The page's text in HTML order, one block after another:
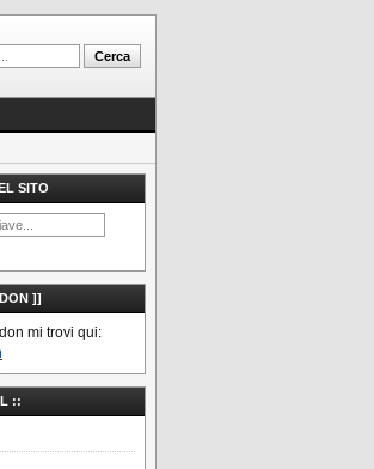
SITO
]]
mi trovi qui:
::